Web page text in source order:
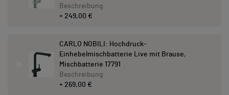
+ 249,00 €
Beschreibung
CARLO NOBILI: Hochdruck-
Einhebelmischbatterie Live mit Brause,
Mischbatterie 17791
+ 269,00 €
Beschreibung